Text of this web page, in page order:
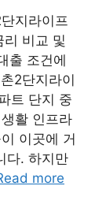
지라이프
비교 및
출 조건에
2단지라이
트 단지 중
활 인프라
이곳에 거
다. 하지만
more